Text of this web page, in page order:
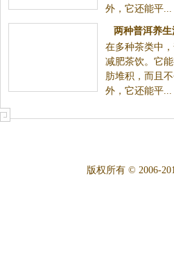
外，它还能平...
两种普洱养
在多种茶类中
减肥茶饮。它
肪堆积，而且
外，它还能平...
版权所有 © 2006-